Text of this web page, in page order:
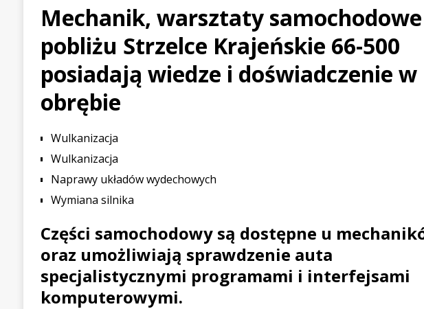
[ 21 lipca 2026 ] Palou wygrywa IndyCar w Nashville i
WYŚCIGOWE
[ 30 lipca 2026 ]
Kia Sportage – osiągi, wersje
PIERWSZE JAZDY
Mechanik, warsztaty
pobliżu Strzelce Krajeńskie 66-500
posiadają wiedze i doświadczenie w
obrębie
Wulkanizacja
Wulkanizacja
Naprawy układów wydechowych
Wymiana silnika
Części samochodowy są dostępne u
oraz umożliwiają sprawdzenie auta
specjalistycznymi programami i interfejsami
komputerowymi.